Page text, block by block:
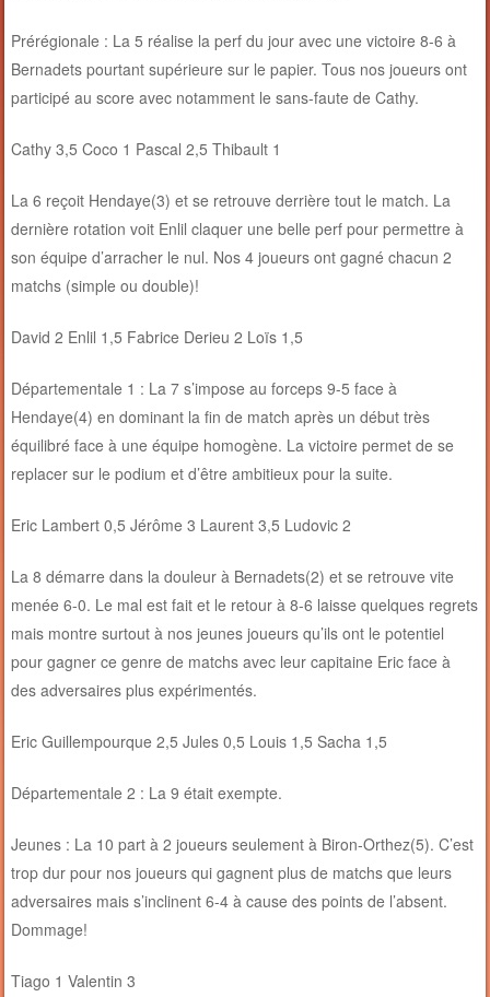
Prérégionale : La 5 réalise la perf du jour avec une victoire 8-6 à
Bernadets pourtant supérieure sur le papier. Tous nos joueurs ont
participé au score avec notamment le sans-faute de Cathy.
Cathy 3,5 Coco 1 Pascal 2,5 Thibault 1
La 6 reçoit Hendaye(3) et se retrouve derrière tout le match. La
dernière rotation voit Enlil claquer une belle perf pour permettre à
son équipe d’arracher le nul. Nos 4 joueurs ont gagné chacun 2
matchs (simple ou double)!
David 2 Enlil 1,5 Fabrice Derieu 2 Loïs 1,5
Départementale 1 : La 7 s’impose au forceps 9-5 face à
Hendaye(4) en dominant la fin de match après un début très
équilibré face à une équipe homogène. La victoire permet de se
replacer sur le podium et d’être ambitieux pour la suite.
Eric Lambert 0,5 Jérôme 3 Laurent 3,5 Ludovic 2
La 8 démarre dans la douleur à Bernadets(2) et se retrouve vite
menée 6-0. Le mal est fait et le retour à 8-6 laisse quelques regrets
mais montre surtout à nos jeunes joueurs qu’ils ont le potentiel
pour gagner ce genre de matchs avec leur capitaine Eric face à
des adversaires plus expérimentés.
Eric Guillempourque 2,5 Jules 0,5 Louis 1,5 Sacha 1,5
Départementale 2 : La 9 était exempte.
Jeunes : La 10 part à 2 joueurs seulement à Biron-Orthez(5). C’est
trop dur pour nos joueurs qui gagnent plus de matchs que leurs
adversaires mais s’inclinent 6-4 à cause des points de l’absent.
Dommage!
Tiago 1 Valentin 3